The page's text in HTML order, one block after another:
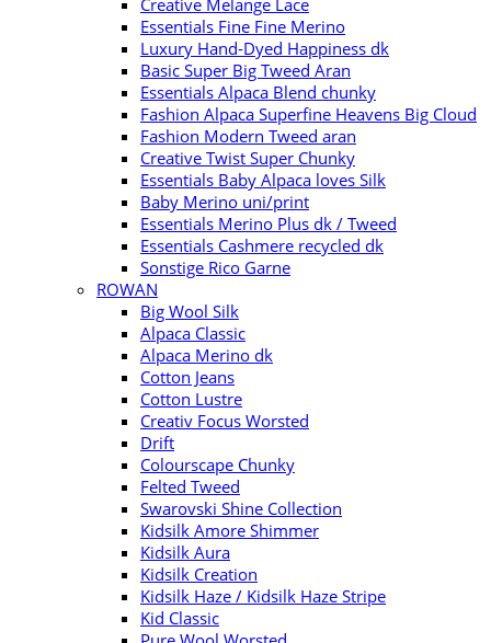
Creative Melange Lace
Essentials Fine Fine Merino
Luxury Hand-Dyed Happiness dk
Basic Super Big Tweed Aran
Essentials Alpaca Blend chunky
Fashion Alpaca Superfine Heavens Big Cloud
Fashion Modern Tweed aran
Creative Twist Super Chunky
Essentials Baby Alpaca loves Silk
Baby Merino uni/print
Essentials Merino Plus dk / Tweed
Essentials Cashmere recycled dk
Sonstige Rico Garne
ROWAN
Big Wool Silk
Alpaca Classic
Alpaca Merino dk
Cotton Jeans
Cotton Lustre
Creativ Focus Worsted
Drift
Colourscape Chunky
Felted Tweed
Swarovski Shine Collection
Kidsilk Amore Shimmer
Kidsilk Aura
Kidsilk Creation
Kidsilk Haze / Kidsilk Haze Stripe
Kid Classic